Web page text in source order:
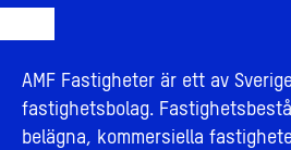
AMF Fastigheter är ett av
fastighetsbolag.
belägna, kommersiella